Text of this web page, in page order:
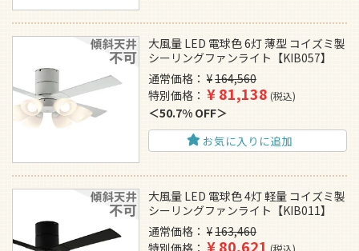
大風量 LED 電球色 6灯 薄型 コイズミ製
シーリングファンライト【KIB057】
通常価格
¥164,560
特別価格
¥81,138 税込
50.7% OFF
お気に入りに追加
大風量 LED 電球色 4灯 軽量 コイズミ製
シーリングファンライト【KIB011】
通常価格
¥163,460
特別価格
¥80,621 税込